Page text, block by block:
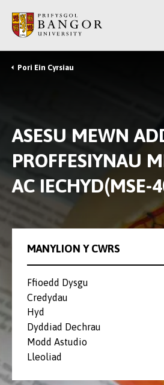
Prif
Gynnwys
Breadcrumb
Pori Ein Cyrsiau
ASESU MEWN
PROFFESIYNAU
AC IECHYD(MSE-
MANYLION Y CWRS
Ffioedd Dysgu
Credydau
Hyd
Dyddiad Dechrau
Modd Astudio
Lleoliad